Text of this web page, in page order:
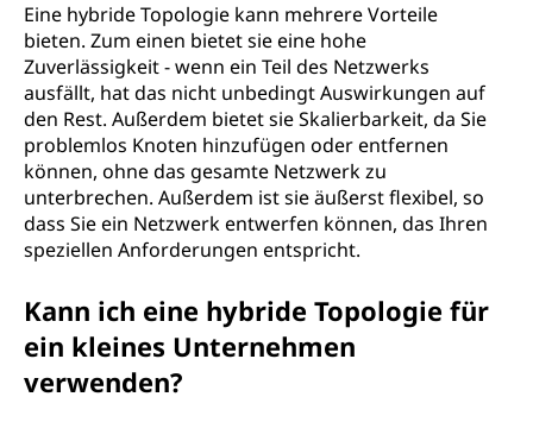
Eine hybride Topologie kann mehrere Vorteile
bieten. Zum einen bietet sie eine hohe
Zuverlässigkeit - wenn ein Teil des Netzwerks
ausfällt, hat das nicht unbedingt Auswirkungen auf
den Rest. Außerdem bietet sie Skalierbarkeit, da Sie
problemlos Knoten hinzufügen oder entfernen
können, ohne das gesamte Netzwerk zu
unterbrechen. Außerdem ist sie äußerst flexibel, so
dass Sie ein Netzwerk entwerfen können, das Ihren
speziellen Anforderungen entspricht.
Kann ich eine hybride Topologie für
ein kleines Unternehmen
verwenden?